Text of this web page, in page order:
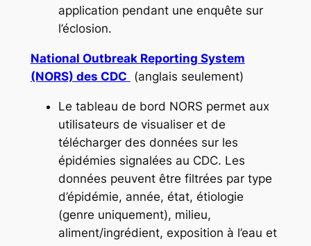
application pendant une enquête sur
l’éclosion.
National Outbreak Reporting System
(NORS) des CDC (anglais seulement)
Le tableau de bord NORS permet aux
utilisateurs de visualiser et de
télécharger des données sur les
épidémies signalées au CDC. Les
données peuvent être filtrées par type
d’épidémie, année, état, étiologie
(genre uniquement), milieu,
aliment/ingrédient, exposition à l’eau et